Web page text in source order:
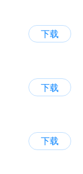
下载
下载
下载